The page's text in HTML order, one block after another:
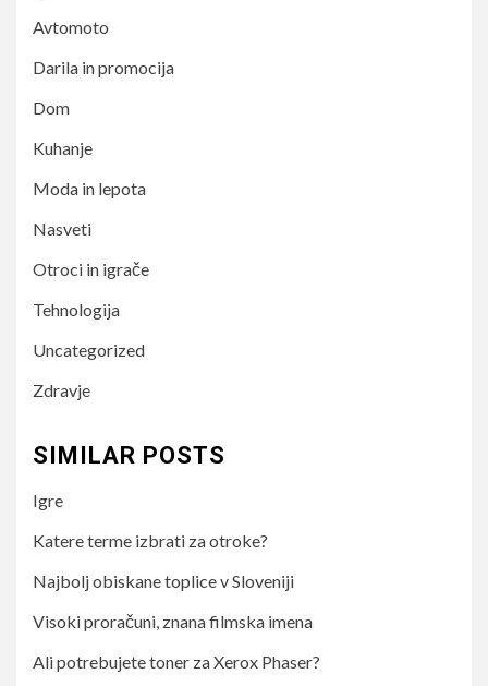
Avtomoto
Darila in promocija
Dom
Kuhanje
Moda in lepota
Nasveti
Otroci in igrače
Tehnologija
Uncategorized
Zdravje
SIMILAR POSTS
Igre
Katere terme izbrati za otroke?
Najbolj obiskane toplice v Sloveniji
Visoki proračuni, znana filmska imena
Ali potrebujete toner za Xerox Phaser?